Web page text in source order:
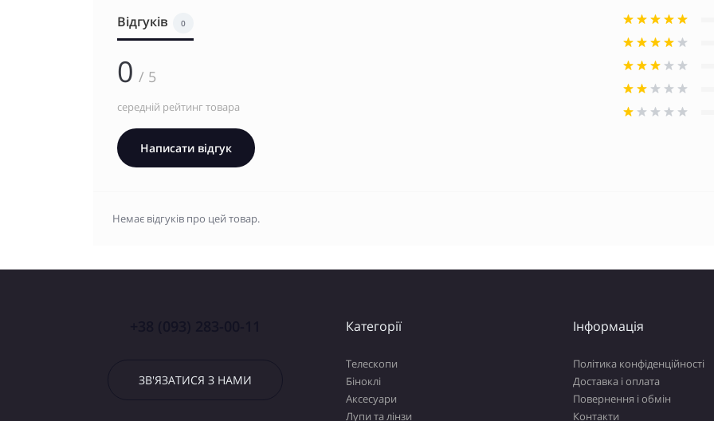
Відгуків 0
0 / 5
середній рейтинг товара
Написати відгук
Немає відгуків про цей товар.
ЗВ'ЯЗАТИСЯ З НАМИ
Категорії
Телескопи
Біноклі
Аксесуари
Лупи та лінзи
Інформація
Політика конфіденційності
Доставка і оплата
Повернення і обмін
Контакти